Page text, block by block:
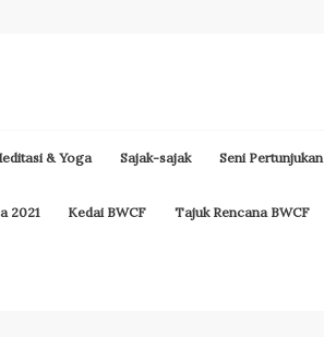
& Yoga Sajak-sajak Seni Pertunjukan
2021 Kedai BWCF Tajuk Rencana BWCF